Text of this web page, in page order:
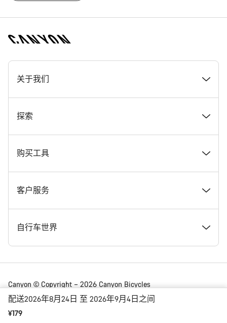
配送2026年8月24日 至 2026年9月4日之间
¥179
[footer.linksList.title]
关于我们
奖项
在 Canyon 工作
Canyon 新闻发布室
条款和条件
法律披露
数据保护声明
探索
新闻和故事
提示和建议
Canyon Home Koblenz
会员礼遇
Canyon App
购买工具
找到您梦寐以求的 Canyon 自行车
现货自行车
找到您的 Canyon 尺寸
自行车对比
客户服务
支持中心
服务网点
送货
自行车世界
公路车
砾石车
Canyon © Copyright – 2026 Canyon Bicycles
GmbH – 保留所有权利